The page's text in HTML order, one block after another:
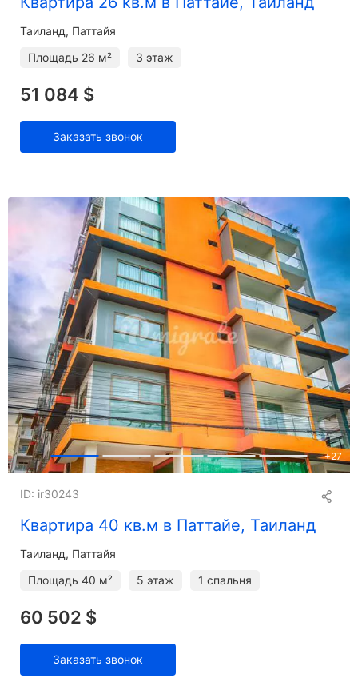
Таиланд, Паттайя
Площадь 26 м² 3 этаж
51 084 $
Заказать звонок
+27
Квартира 40 кв.м в Паттайе, Таиланд
ID: ir30243
Таиланд, Паттайя
Площадь 40 м² 5 этаж 1 спальня
60 502 $
Заказать звонок